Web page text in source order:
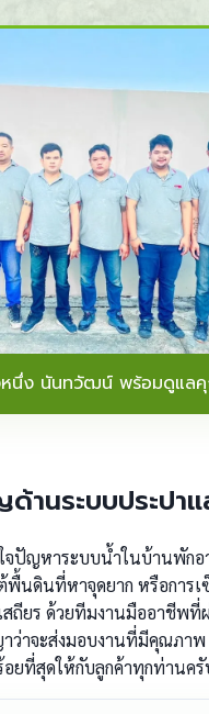
หนึ่ง นันทวัฒน์ พร้อมดูแล
านระบบประปาแ
จปัญหาระบบน้ำในบ้านพักอ
นดินที่หาจุดยาก หรือการเ
สถียร ด้วยทีมงานมืออาชีพที่
ว่าจะส่งมอบงานที่มีคุณภาพ
อยที่สุดให้กับลูกค้าทุกท่านครั